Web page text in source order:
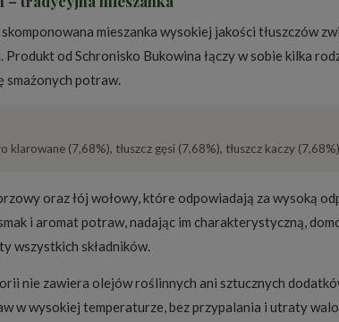
mieszanka wysokiej jakości tłuszczów
od Schronisko Bukowina łączy w sobie kilka
smażonych potraw.
klarowane (7,68%), tłuszcz gęsi (7,68%), tłuszcz kaczy
oraz łój wołowy, które odpowiadają za wysoką
i aromat potraw, nadając im charakterystyczną,
wszystkich składników.
nie zawiera olejów roślinnych ani sztucznych
wysokiej temperaturze, bez przypalania i utraty